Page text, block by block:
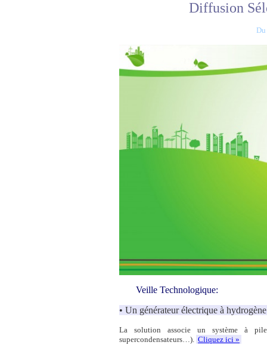
Diffusion
Du
Veille Technologique:
• Un générateur électrique à
La solution associe un système à
supercondensateurs…). Cliquez ici »